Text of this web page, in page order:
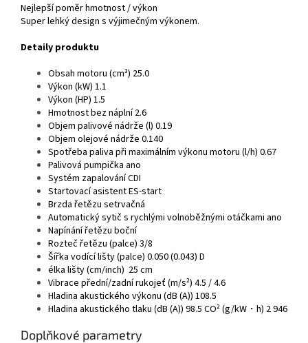
Nejlepší poměr hmotnost / výkon
Super lehký design s výjimečným výkonem.
Detaily produktu
Obsah motoru (cm³) 25.0
Výkon (kW) 1.1
Výkon (HP) 1.5
Hmotnost bez náplní 2.6
Objem palivové nádrže (l) 0.19
Objem olejové nádrže 0.140
Spotřeba paliva při maximálním výkonu motoru (l/h) 0.67
Palivová pumpička ano
Systém zapalování CDI
Startovací asistent ES-start
Brzda řetězu setrvačná
Automatický sytič s rychlými volnoběžnými otáčkami ano
Napínání řetězu boční
Rozteč řetězu (palce) 3/8
Šířka vodící lišty (palce) 0.050 (0.043) D
élka lišty (cm/inch) 25 cm
Vibrace přední/zadní rukojeť (m/s²) 4.5 / 4.6
Hladina akustického výkonu (dB (A)) 108.5
Hladina akustického tlaku (dB (A)) 98.5 CO² (g/kW・h) 2 946
Doplňkové parametry